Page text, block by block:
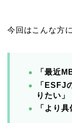
今回はこんな方
「最近
「ESFJ
りたい」
「より